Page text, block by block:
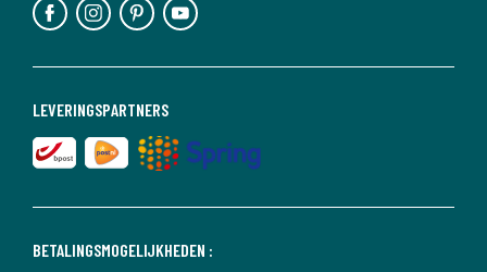
BETALINGSMOGELIJKHEDEN :
LEVERINGSPARTNERS